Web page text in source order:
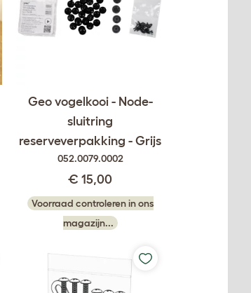
Geo vogelkooi - Node-
sluitring
reserveverpakking - Grijs
052.0079.0002
€ 15,00
Voorraad controleren in ons
magazijn...